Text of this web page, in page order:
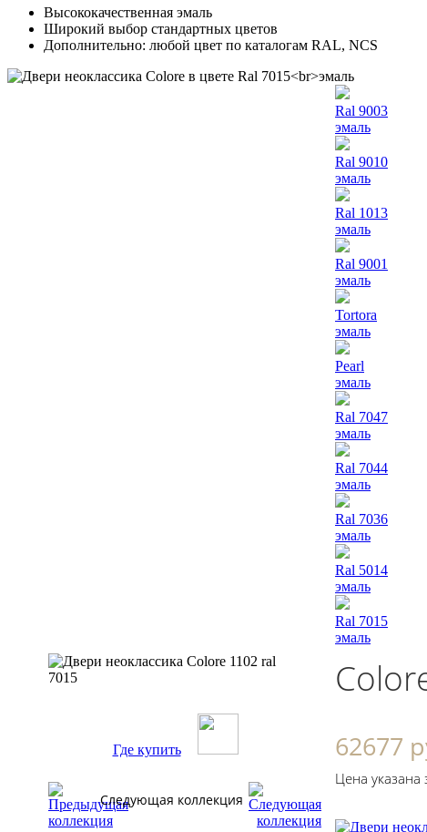
Высококачественная эмаль
Широкий выбор стандартных цветов
Дополнительно: любой цвет по каталогам RAL, NCS
Где купить
Следующая коллекция
Ral 9003
эмаль
Ral 9010
эмаль
Ral 1013
эмаль
Ral 9001
эмаль
Tortora
эмаль
Pearl
эмаль
Ral 7047
эмаль
Ral 7044
эмаль
Ral 7036
эмаль
Ral 5014
эмаль
Ral 7015
эмаль
62677
Цена